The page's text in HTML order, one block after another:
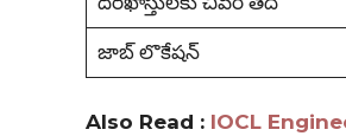
జాబ్ లొకేషన్
Also Read : IOCL